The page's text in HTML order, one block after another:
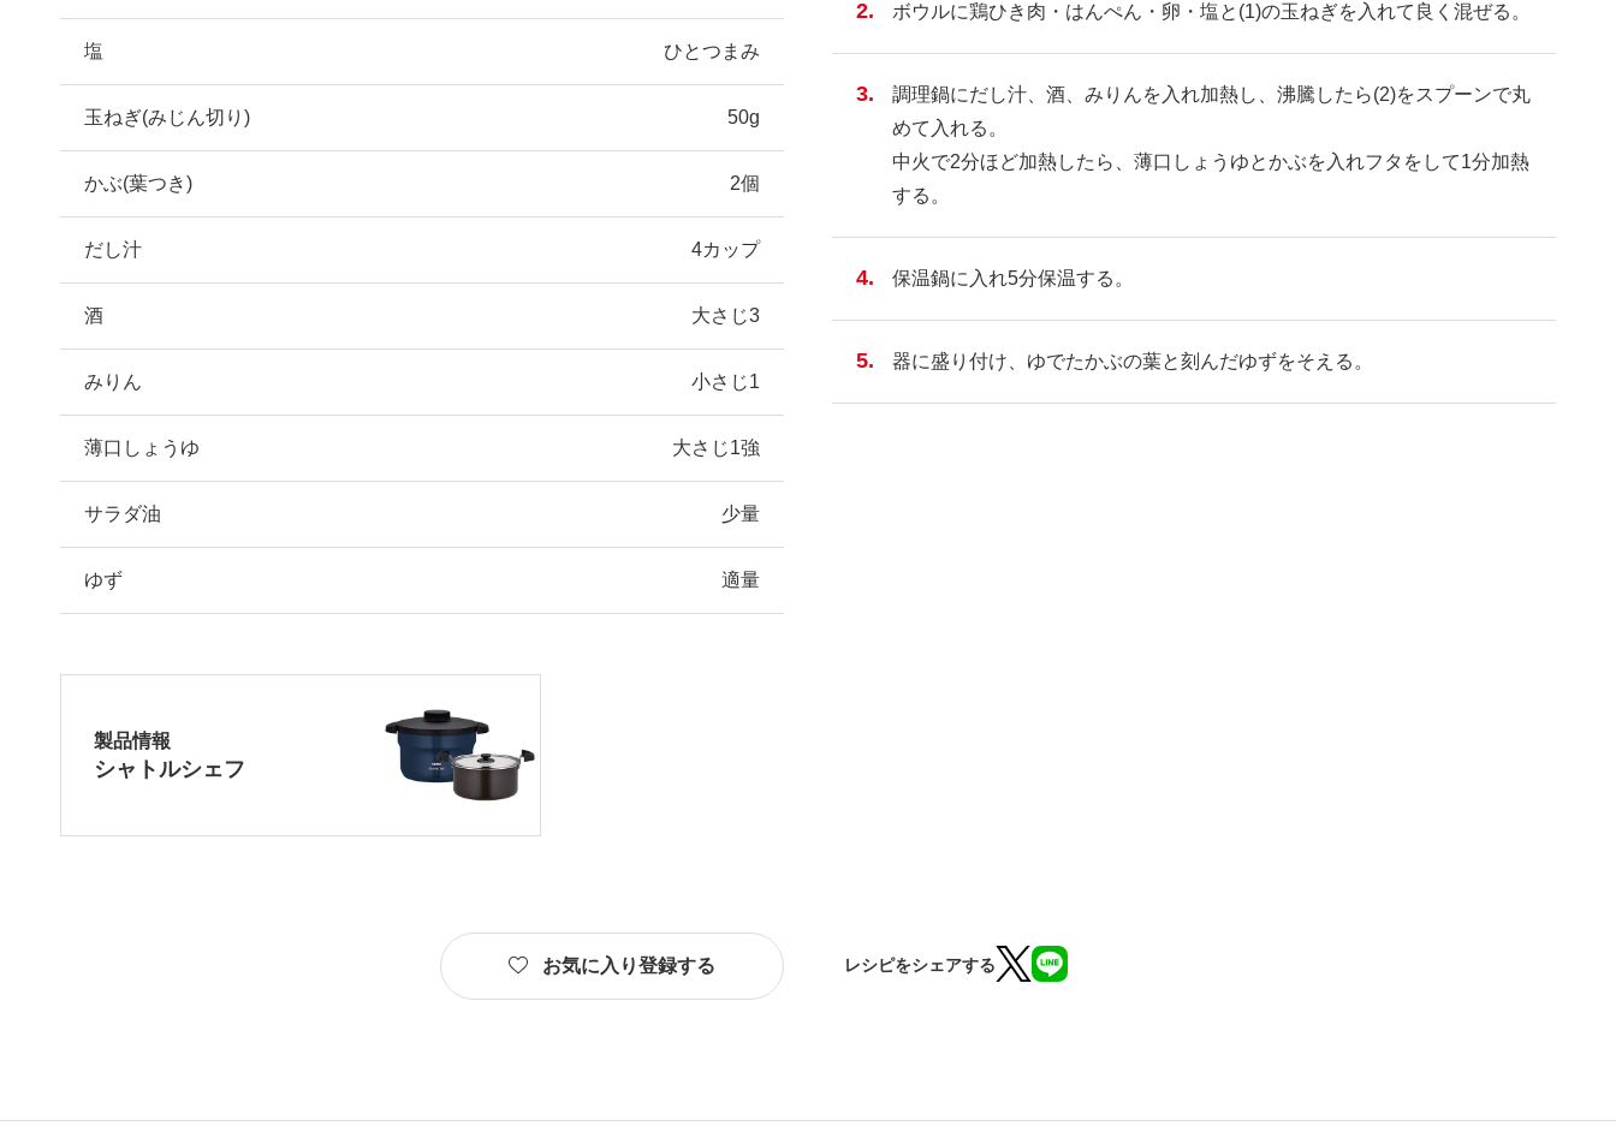
塩 ひとつまみ
玉ねぎ(みじん切り) 50g
かぶ(葉つき) 2個
だし汁 4カップ
酒 大さじ3
みりん 小さじ1
薄口しょうゆ 大さじ1強
サラダ油 少量
ゆず 適量
製品情報
シャトルシェフ
ボウルに鶏ひき肉・はんぺん・卵・塩と(1)の玉ねぎを入れて良く混ぜる。
調理鍋にだし汁、酒、みりんを入れ加熱し、沸騰したら(2)をスプーンで丸
めて入れる。
中火で2分ほど加熱したら、薄口しょうゆとかぶを入れフタをして1分加熱
する。
保温鍋に入れ5分保温する。
器に盛り付け、ゆでたかぶの葉と刻んだゆずをそえる。
お気に入り登録する レシピをシェアする